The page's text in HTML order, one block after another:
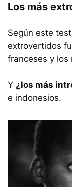
Los más
Según este
extrovertidos
franceses y los
Y ¿los más
e indonesios.